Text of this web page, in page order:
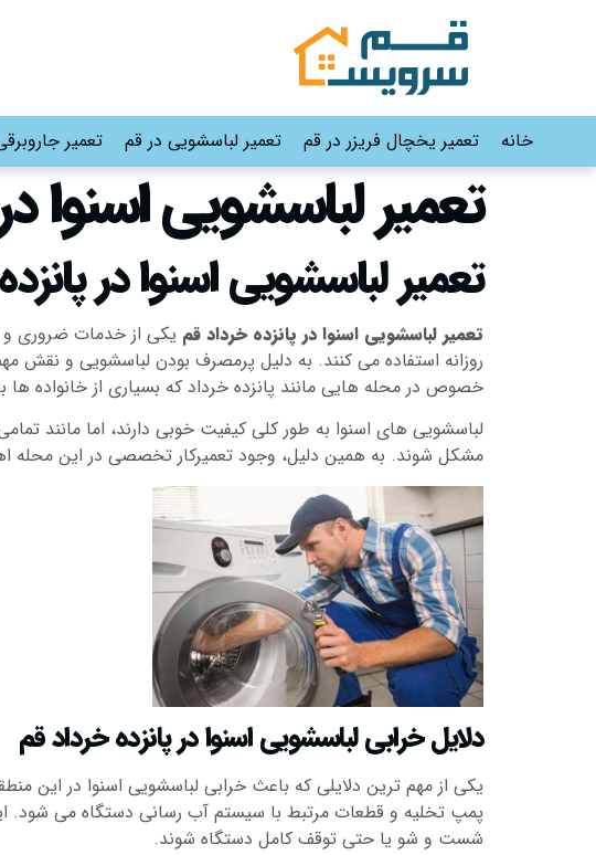
خانه تعمیر یخچال فریزر در قم تعمیر لباسشویی در قم تعمیر
تعمیر لباسشویی اسنوا
تعمیر لباسشویی اسنوا در
تعمیر لباسشویی اسنوا در پانزده خرداد قم یکی از خدمات ضروری و
روزانه استفاده می کنند. به دلیل پرمصرف بودن لباسشویی و نقش
خصوص در محله هایی مانند پانزده خرداد که بسیاری از خانواده
لباسشویی های اسنوا به طور کلی کیفیت خوبی دارند، اما مانند
مشکل شوند. به همین دلیل، وجود تعمیرکار تخصصی در این محله
دلایل خرابی لباسشویی اسنوا در پانزده خرداد قم
یکی از مهم ترین دلایلی که باعث خرابی لباسشویی اسنوا در
پمپ تخلیه و قطعات مرتبط با سیستم آب رسانی دستگاه می شود.
شست و شو یا حتی توقف کامل دستگاه شوند.